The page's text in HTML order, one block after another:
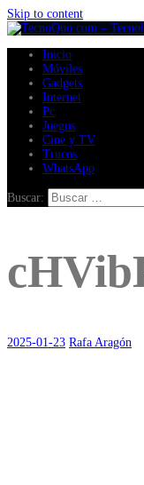
Skip to content
Inicio
Móviles
Gadgets
Internet
Pc
Juegos
Cine y TV
Trucos
WhatsApp
Buscar:
2025-01-23 Rafa Aragón